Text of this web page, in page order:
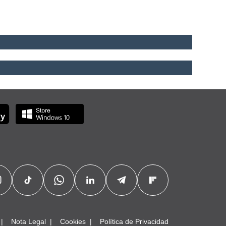
Nota Legal Cookies Política de Privacidad